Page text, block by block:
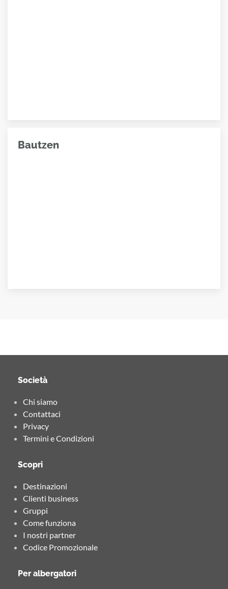
Bautzen
Società
Chi siamo
Contattaci
Privacy
Termini e Condizioni
Scopri
Destinazioni
Clienti business
Gruppi
Come funziona
I nostri partner
Codice Promozionale
Per albergatori